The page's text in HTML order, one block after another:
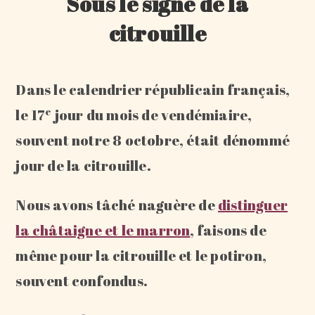
citrouille
Dans le calendrier républicain français,
le 17e jour du mois de vendémiaire,
souvent notre 8 octobre, était dénommé
jour de la citrouille.
Nous avons tâché naguère dedistinguer
la châtaigne et le marron, faisons de
même pour la citrouille et le potiron,
souvent confondus.